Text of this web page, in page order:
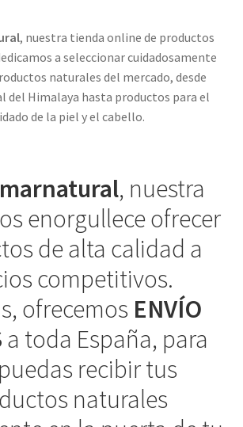
, nuestra tienda online de productos
a seleccionar cuidadosamente
naturales del mercado, desde
del Himalaya hasta productos para el
de la piel y el cabello.
, nuestra
enorgullece ofrecer
de alta calidad a
competitivos.
ofrecemos ENVÍO
a toda España, para
recibir tus
naturales